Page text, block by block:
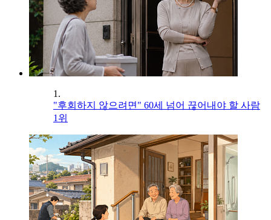
1.
"후회하지 않으려면" 60세 넘어 끊어내야 할 사람
1위